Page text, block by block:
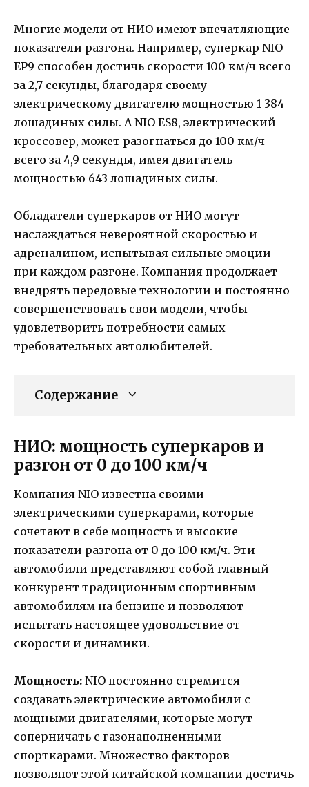
Многие модели от НИО имеют впечатляющие
показатели разгона. Например, суперкар NIO
EP9 способен достичь скорости 100 км/ч всего
за 2,7 секунды, благодаря своему
электрическому двигателю мощностью 1 384
лошадиных силы. А NIO ES8, электрический
кроссовер, может разогнаться до 100 км/ч
всего за 4,9 секунды, имея двигатель
мощностью 643 лошадиных силы.
Обладатели суперкаров от НИО могут
наслаждаться невероятной скоростью и
адреналином, испытывая сильные эмоции
при каждом разгоне. Компания продолжает
внедрять передовые технологии и постоянно
совершенствовать свои модели, чтобы
удовлетворить потребности самых
требовательных автолюбителей.
Содержание
НИО: мощность суперкаров и
разгон от 0 до 100 км/ч
Компания NIO известна своими
электрическими суперкарами, которые
сочетают в себе мощность и высокие
показатели разгона от 0 до 100 км/ч. Эти
автомобили представляют собой главный
конкурент традиционным спортивным
автомобилям на бензине и позволяют
испытать настоящее удовольствие от
скорости и динамики.
Мощность: NIO постоянно стремится
создавать электрические автомобили с
мощными двигателями, которые могут
соперничать с газонаполненными
спорткарами. Множество факторов
позволяют этой китайской компании достичь